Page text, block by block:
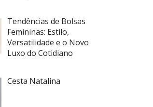
Tendências de Bolsas
Femininas: Estilo,
Versatilidade e o Novo
Luxo do Cotidiano
Cesta Natalina